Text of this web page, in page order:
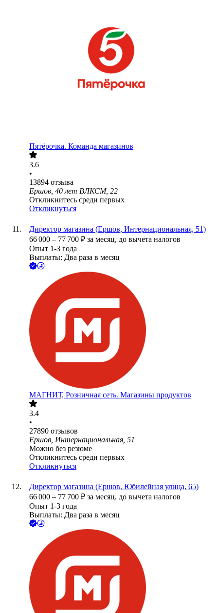
Пятёрочка. Команда магазинов
3.6
•
13894 отзыва
Ершов, 40 лет ВЛКСМ, 22
Откликнитесь среди первых
Откликнуться
Директор магазина (Ершов, Интернациональная, 51)
66 000 – 77 700 ₽ за месяц, до вычета налогов
Опыт 1-3 года
Выплаты: Два раза в месяц
МАГНИТ, Розничная сеть. Магазины продуктов
3.4
•
27890 отзывов
Ершов, Интернациональная, 51
Можно без резюме
Откликнитесь среди первых
Откликнуться
Директор магазина (Ершов, Юбилейная улица, 65)
66 000 – 77 700 ₽ за месяц, до вычета налогов
Опыт 1-3 года
Выплаты: Два раза в месяц